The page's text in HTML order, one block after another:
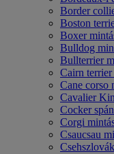
Border
Boston
Boxer
Bulldog
Bullterrier
Cairn
Cane corso
Cavalier
Cocker
Corgi
Csaucsau